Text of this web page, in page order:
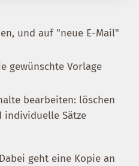
und auf "neue E-Mail"
gewünschte Vorlage
bearbeiten: löschen
individuelle Sätze
Dabei geht eine Kopie an